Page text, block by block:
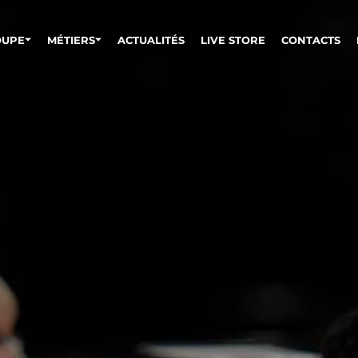
MÉTIERS ACTUALITÉS LIVE STORE CONTACTS